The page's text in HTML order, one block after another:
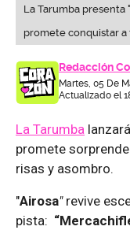
La Tarumba presenta
promete conquistar a
Redacción
Martes, 05 De
Actualizado el
La Tarumba
promete
risas y asombro.
"Airosa"revive
pista: